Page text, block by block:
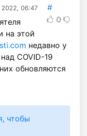
2022, 06:47
#
0
на этой
недавно у
COVID-19
обновляются
чтобы